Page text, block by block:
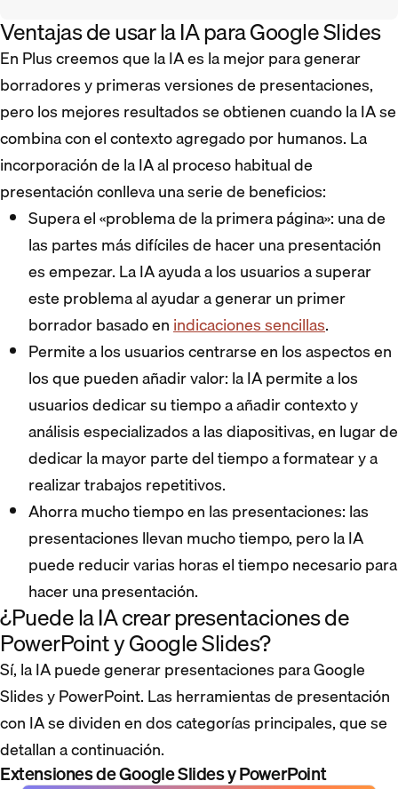
Ventajas de usar la IA para Google Slides
En Plus creemos que la IA es la mejor para generar
borradores y primeras versiones de presentaciones,
pero los mejores resultados se obtienen cuando la IA se
combina con el contexto agregado por humanos. La
incorporación de la IA al proceso habitual de
presentación conlleva una serie de beneficios:
Supera el «problema de la primera página»: una de
las partes más difíciles de hacer una presentación
es empezar. La IA ayuda a los usuarios a superar
este problema al ayudar a generar un primer
borrador basado enindicaciones sencillas.
Permite a los usuarios centrarse en los aspectos en
los que pueden añadir valor: la IA permite a los
usuarios dedicar su tiempo a añadir contexto y
análisis especializados a las diapositivas, en lugar de
dedicar la mayor parte del tiempo a formatear y a
realizar trabajos repetitivos.
Ahorra mucho tiempo en las presentaciones: las
presentaciones llevan mucho tiempo, pero la IA
puede reducir varias horas el tiempo necesario para
hacer una presentación.
¿Puede la IA crear presentaciones de
PowerPoint y Google Slides?
Sí, la IA puede generar presentaciones para Google
Slides y PowerPoint. Las herramientas de presentación
con IA se dividen en dos categorías principales, que se
detallan a continuación.
Extensiones de Google Slides y PowerPoint